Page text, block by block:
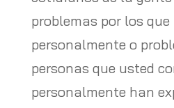
problemas por los
personalmente o
personas que usted
personalmente han